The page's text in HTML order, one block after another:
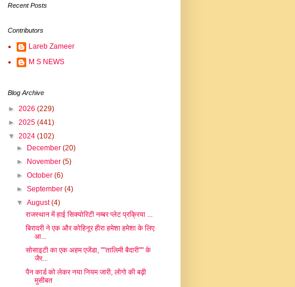
Recent Posts
Contributors
Lareb Zameer
M S NEWS
Blog Archive
► 2026 (229)
► 2025 (441)
▼ 2024 (102)
►
December(20)
►
November(5)
►October(6)
►September(4)
▼August(4)
राजस्थान में हाई सिक्योरिटी नम्बर प्लेट प्रक्रिया ...
बिरादरी ने एक और कोहिनूर हीरा हमेशा हमेशा के लिए
आ...
सोसाइटी का एक अहम एजेंडा, ""तालिमी बैदारी"" के
जैर...
पैन कार्ड को लेकर नया नियम जारी, लोगो की बढ़ी
मुसीबत